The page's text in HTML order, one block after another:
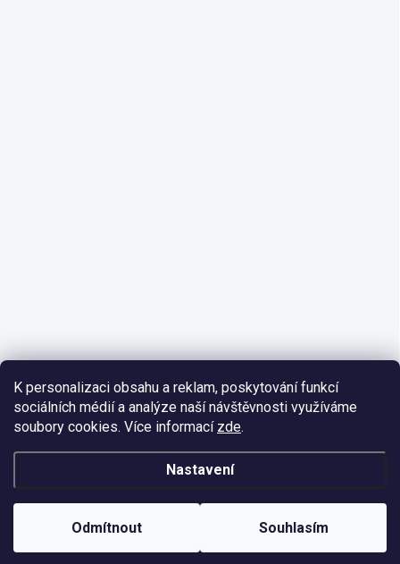
K personalizaci obsahu a reklam, poskytování funkcí
sociálních médií a analýze naší návštěvnosti využíváme
soubory cookies. Více informací zde.
Nastavení
Odmítnout Souhlasím